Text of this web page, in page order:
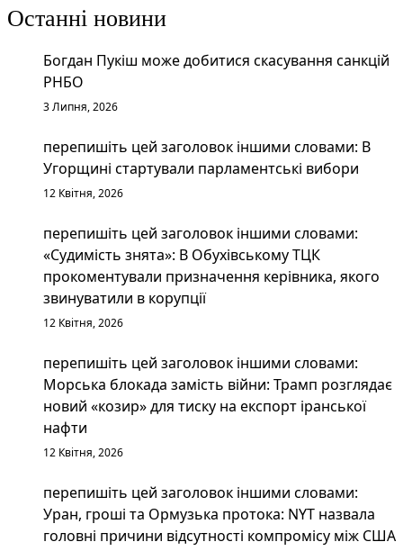
Останні новини
Богдан Пукіш може добитися скасування санкцій
РНБО
3 Липня, 2026
перепишіть цей заголовок іншими словами: В
Угорщині стартували парламентські вибори
12 Квітня, 2026
перепишіть цей заголовок іншими словами:
«Судимість знята»: В Обухівському ТЦК
прокоментували призначення керівника, якого
звинуватили в корупції
12 Квітня, 2026
перепишіть цей заголовок іншими словами:
Морська блокада замість війни: Трамп розглядає
новий «козир» для тиску на експорт іранської
нафти
12 Квітня, 2026
перепишіть цей заголовок іншими словами:
Уран, гроші та Ормузька протока: NYT назвала
головні причини відсутності компромісу між США